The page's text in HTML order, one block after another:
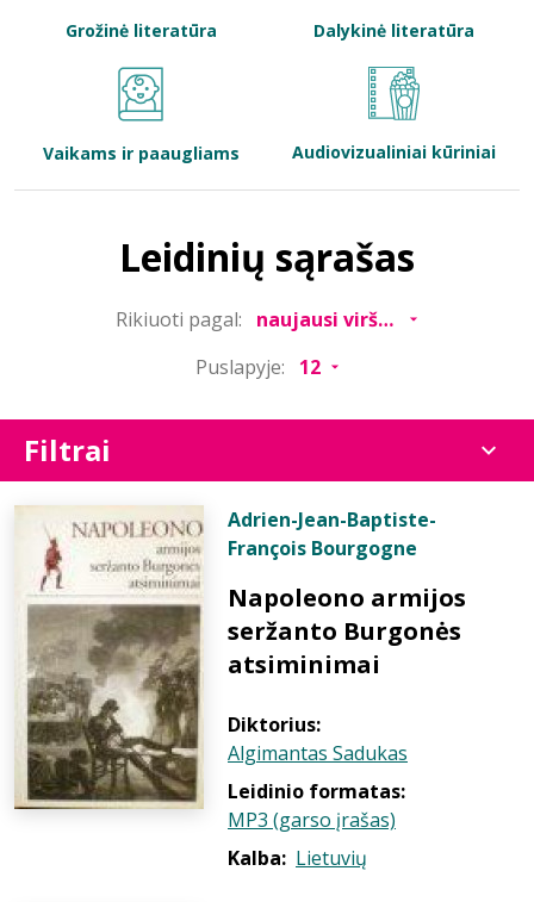
Bibliotekoms
Grožinė literatūra Dalykinė literatūra
Vaikams ir paaugliams Audiovizualiniai kūriniai
Leidinių sąrašas
Rikiuoti pagal:
Puslapyje:
Filtrai
Adrien-Jean-Baptiste-
François Bourgogne
Napoleono armijos
seržanto Burgonės
atsiminimai
Diktorius:
Algimantas Sadukas
Leidinio formatas:
MP3 (garso įrašas)
Kalba: Lietuvių